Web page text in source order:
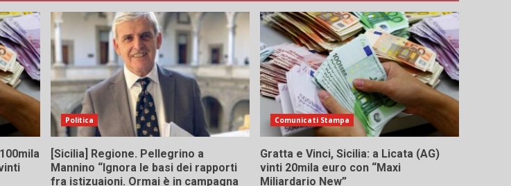
Politica
[Sicilia] Regione. Pellegrino a
Mannino “Ignora le basi dei rapporti
fra istizuaioni. Ormai è in campagna
Comunicati Stampa
Gratta e Vinci, Sicilia: a Licata (AG)
vinti 20mila euro con “Maxi
Miliardario New”